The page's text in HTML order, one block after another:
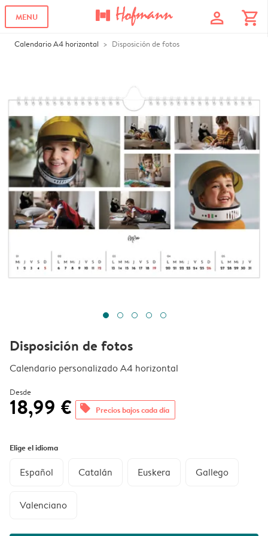
MENU profile shopping_cart
Calendario A4 horizontal Disposición de fotos
Disposición de fotos
Calendario personalizado A4 horizontal
Desde
18,99 € offers Precios bajos cada día
Elige el idioma
Español Catalán Euskera Gallego
Valenciano